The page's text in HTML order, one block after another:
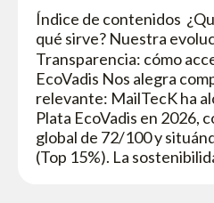
Índice de contenidos
qué sirve? Nuestra
Transparencia: cómo
EcoVadis Nos alegra
relevante: MailTecK ha
Plata EcoVadis en 2026,
global de 72/100 y
(Top 15%). La